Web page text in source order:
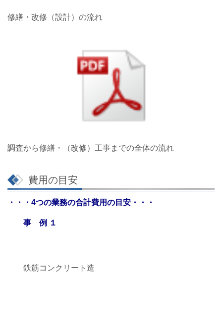
修繕・改修（設計）の流れ
調査から修繕・（改修）工事までの全体の流れ
費用の目安
・・・4つの業務の合計費用の目安・・・
事 例 １
鉄筋コンクリート造